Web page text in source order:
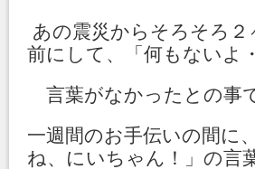
あの震災からそろそろ
前にして、「何もないよ
言葉がなかったとの事
一週間のお手伝いの間に
ね、にいちゃん！」の言